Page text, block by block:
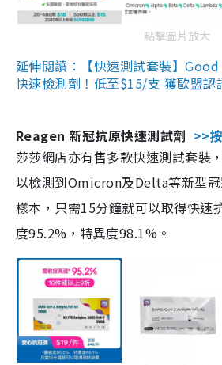
點擊圖片放大
延伸閱讀：【快速測試套裝】
快速檢測劑！低至$15/支 獲歐盟認
Reagen 新冠抗原快速測試劑 >>
莎莎網店亦有售多款快速測試套裝
以檢測到Omicron及Delta等新型
樣本，只需15分鐘就可以取得快速
度95.2%，特異度98.1%。